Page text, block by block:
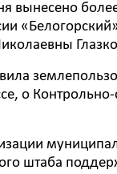
вынесено
о Контрольно-
штаба